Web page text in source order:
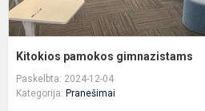
Kitokios pamokos gimnazistams
Paskelbta: 2024-12-04
Kategorija: Pranešimai